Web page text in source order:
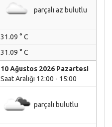
parçalı az bulutlu
31.09 ° C
31.09 ° C
10 Ağustos 2026 Pazartesi
Saat Aralığı 12:00 - 15:00
parçalı bulutlu